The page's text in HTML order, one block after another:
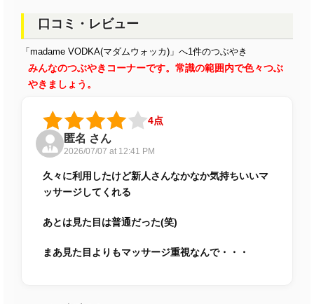
口コミ・レビュー
「madame VODKA(マダムウォッカ)」へ1件のつぶやき
みんなのつぶやきコーナーです。常識の範囲内で色々つぶ
やきましょう。
4点
匿名 さん
2026/07/07 at 12:41 PM
久々に利用したけど新人さんなかなか気持ちいいマ
ッサージしてくれる
あとは見た目は普通だった(笑)
まあ見た目よりもマッサージ重視なんで・・・